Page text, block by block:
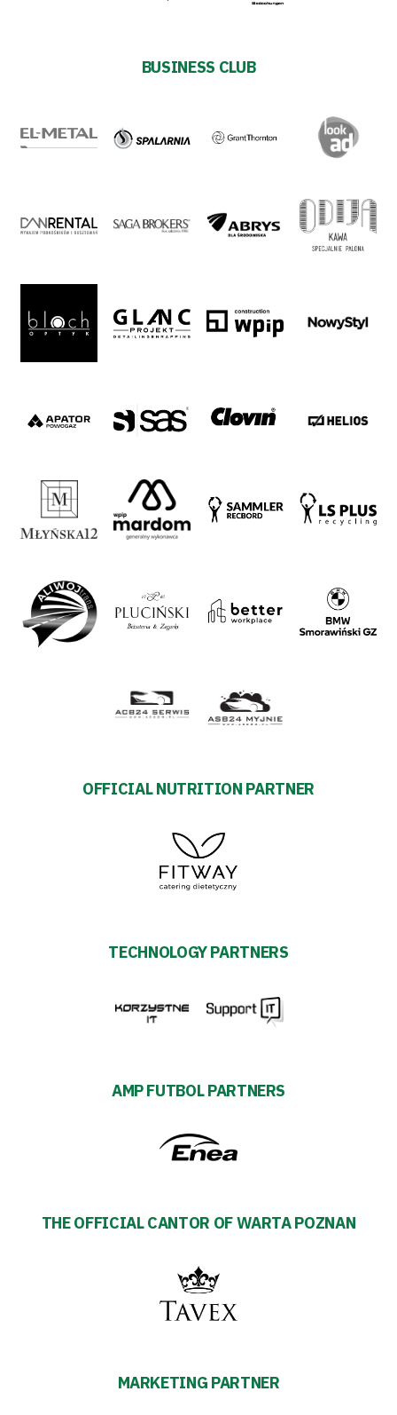
BUSINESS CLUB
OFFICIAL NUTRITION PARTNER
TECHNOLOGY PARTNERS
AMP FUTBOL PARTNERS
THE OFFICIAL CANTOR OF WARTA POZNAN
MARKETING PARTNER